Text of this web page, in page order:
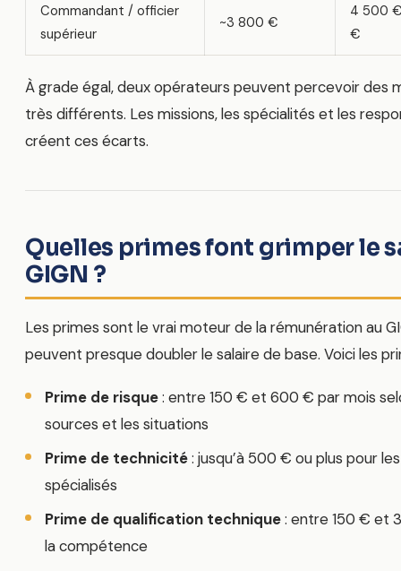
Commandant / officier
supérieur
~3 800 €
4 500
€
À grade égal, deux opérateurs peuvent percevoir des
très différents. Les missions, les spécialités et les
créent ces écarts.
Quelles primes font grimper le
GIGN ?
Les primes sont le vrai moteur de la rémunération au
peuvent presque doubler le salaire de base. Voici les
Prime de risque: entre 150 € et 600 € par mois
sources et les situations
Prime de technicité: jusqu’à 500 € ou plus pour
spécialisés
Prime de qualification technique: entre 150 € et
la compétence